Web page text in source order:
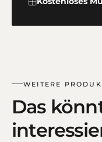
WEITERE
Das